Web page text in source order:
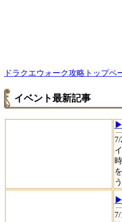
ドラクエウォーク攻略トップペ
イベント最新記事